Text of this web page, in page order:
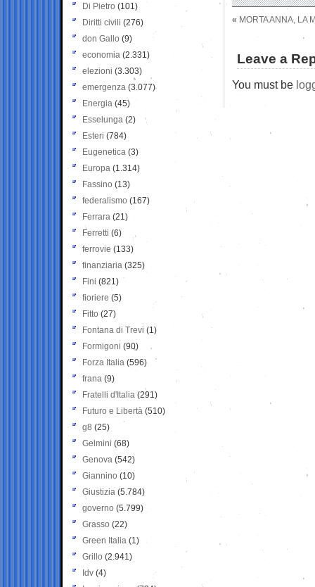
« MORTA ANNA, LA
Leave a
You must be
Di Pietro (101)
Diritti civili (276)
don Gallo (9)
economia (2.331)
elezioni (3.303)
emergenza (3.077)
Energia (45)
Esselunga (2)
Esteri (784)
Eugenetica (3)
Europa (1.314)
Fassino (13)
federalismo (167)
Ferrara (21)
Ferretti (6)
ferrovie (133)
finanziaria (325)
Fini (821)
fioriere (5)
Fitto (27)
Fontana di Trevi (1)
Formigoni (90)
Forza Italia (596)
frana (9)
Fratelli d'Italia (291)
Futuro e Libertà (510)
g8 (25)
Gelmini (68)
Genova (542)
Giannino (10)
Giustizia (5.784)
governo (5.799)
Grasso (22)
Green Italia (1)
Grillo (2.941)
Idv (4)